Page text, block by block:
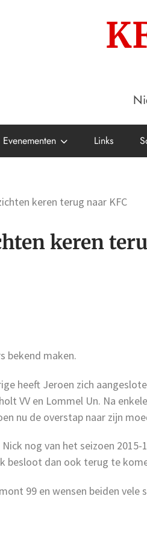
Evenementen Links
keren terug naar KFC
keren
bekend maken.
heeft Jeroen zich
VV en Lommel Un. Na
nu de overstap naar zijn
nog van het seizoen 2015-
besloot dan ook terug te
99 en wensen beiden vele